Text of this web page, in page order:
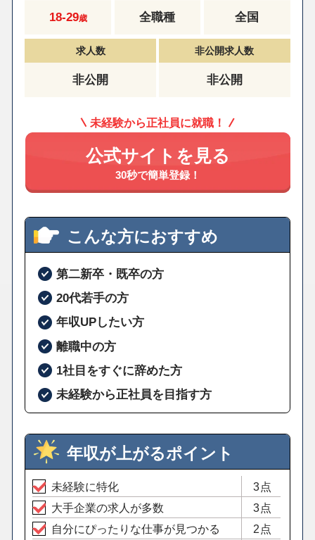
18-29歳 全職種 全国
求人数
非公開
非公開求人数
非公開
未経験から正社員に就職！
公式サイトを見る
30秒で簡単登録！
こんな方におすすめ
第二新卒・既卒の方
20代若手の方
年収UPしたい方
離職中の方
1社目をすぐに辞めた方
未経験から正社員を目指す方
年収が上がるポイント
未経験に特化
3点
大手企業の求人が多数
3点
自分にぴったりな仕事が見つかる
2点